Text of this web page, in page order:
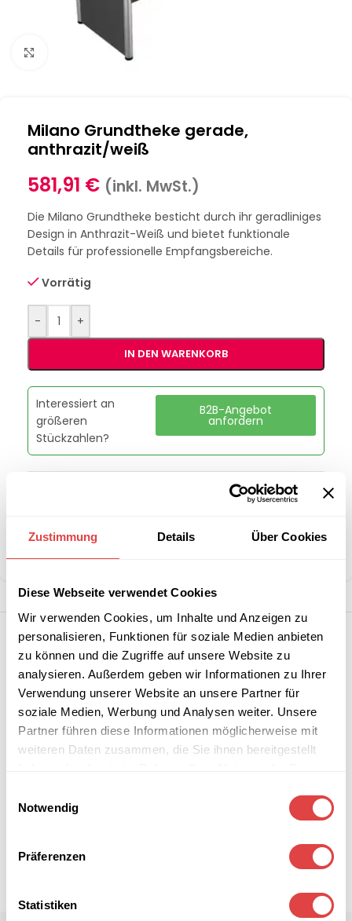
Zustimmung Details Über Cookies
Diese Webseite verwendet Cookies
Wir verwenden Cookies, um Inhalte und Anzeigen zu
personalisieren, Funktionen für soziale Medien anbieten
zu können und die Zugriffe auf unsere Website zu
analysieren. Außerdem geben wir Informationen zu Ihrer
Verwendung unserer Website an unsere Partner für
soziale Medien, Werbung und Analysen weiter. Unsere
Partner führen diese Informationen möglicherweise mit
weiteren Daten zusammen, die Sie ihnen bereitgestellt
Notwendig
Präferenzen
Statistiken
Klick zum Vergrößern
Milano Grundtheke gerade,
anthrazit/weiß
581,91 € (inkl. MwSt.)
Die Milano Grundtheke besticht durch ihr geradliniges
Design in Anthrazit-Weiß und bietet funktionale
Details für professionelle Empfangsbereiche.
Vorrätig
- +
IN DEN WARENKORB
Interessiert an
größeren
Stückzahlen?
B2B-Angebot
anfordern
Marke:Gastro Uzal
Teilen: